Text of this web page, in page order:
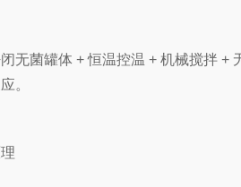
无菌罐体 + 恒温控温 + 机械搅拌 +
。